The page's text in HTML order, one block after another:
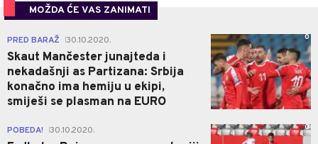
MOŽDA ĆE VAS ZANIMATI
PRED BARAŽ 30.10.2020.
Skaut Mančester junajteda i
nekadašnji as Partizana: Srbija
konačno ima hemiju u ekipi,
smiješi se plasman na EURO
0
POBEDA! 30.10.2020. 0